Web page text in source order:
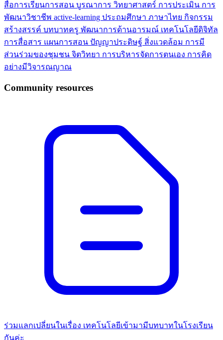
สื่อการเรียนการสอน บูรณาการ วิทยาศาสตร์ การประเมิน การ
พัฒนาวิชาชีพ active-learning ประถมศึกษา ภาษาไทย กิจกรรม
สร้างสรรค์ บทบาทครู พัฒนาการด้านอารมณ์ เทคโนโลยีดิจิทัล
การสื่อสาร แผนการสอน ปัญญาประดิษฐ์ สิ่งแวดล้อม การมี
ส่วนร่วมของชุมชน จิตวิทยา การบริหารจัดการตนเอง การคิด
อย่างมีวิจารณญาณ
Community resources
ร่วมแลกเปลี่ยนในเรื่อง เทคโนโลยีเข้ามามีบทบาทในโรงเรียน
กันค่ะ